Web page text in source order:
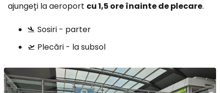
ajungeți la aeroport cu 1,5 ore înainte de plecare.
🛬 Sosiri - parter
🛫 Plecări - la subsol